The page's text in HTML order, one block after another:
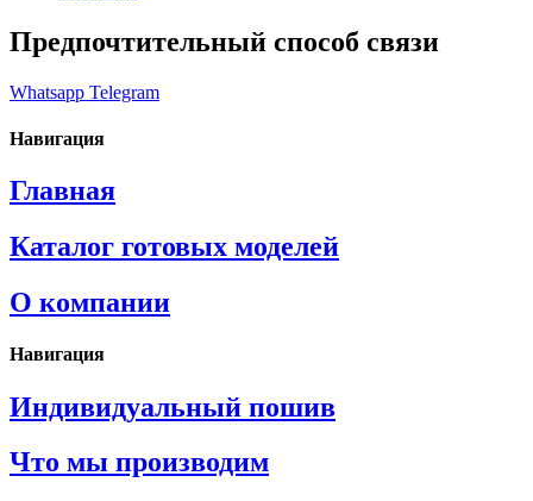
Предпочтительный способ связи
Whatsapp Telegram
Навигация
Главная
Каталог готовых моделей
О компании
Навигация
Индивидуальный пошив
Что мы производим